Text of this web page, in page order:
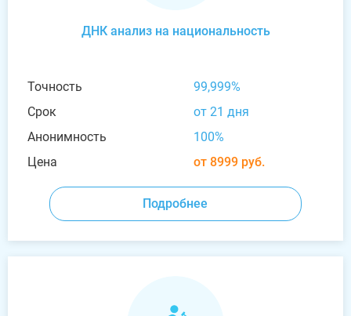
ДНК анализ на национальность
Точность
99,999%
Срок
от 21 дня
Анонимность
100%
Цена
от 8999 руб.
Подробнее